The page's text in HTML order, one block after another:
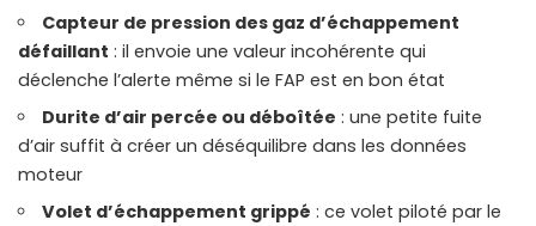
Capteur de pression des gaz d’échappement
défaillant : il envoie une valeur incohérente qui
déclenche l’alerte même si le FAP est en bon état
Durite d’air percée ou déboîtée : une petite fuite
d’air suffit à créer un déséquilibre dans les données
moteur
Volet d’échappement grippé : ce volet piloté par le